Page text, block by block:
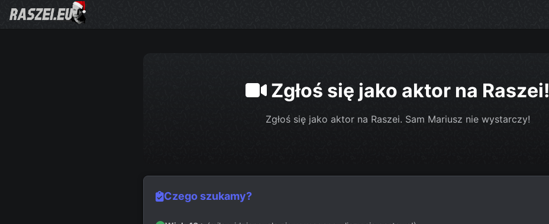
Zgłoś się jako aktor na Raszei!
Zgłoś się jako aktor na Raszei. Sam Mariusz nie wystarczy!
Czego szukamy?